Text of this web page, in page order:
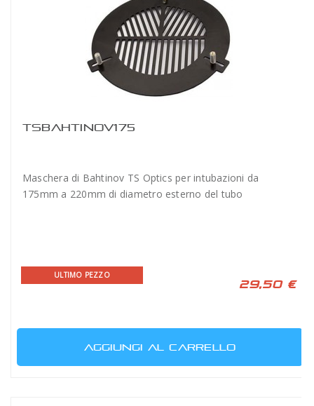
TSBAHTINOV175
Maschera di Bahtinov TS Optics per intubazioni da
175mm a 220mm di diametro esterno del tubo
ULTIMO PEZZO
29,50 €
AGGIUNGI AL CARRELLO